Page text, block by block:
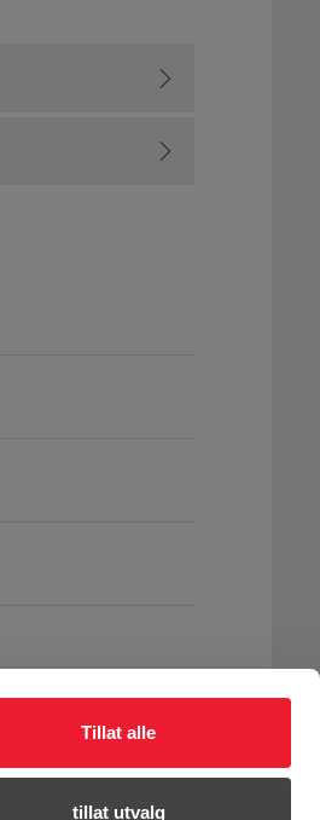
Tillat alle
tillat utvalg